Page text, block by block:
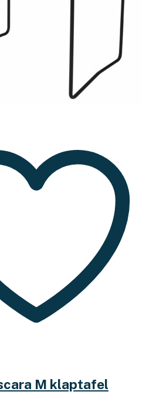
M klaptafel